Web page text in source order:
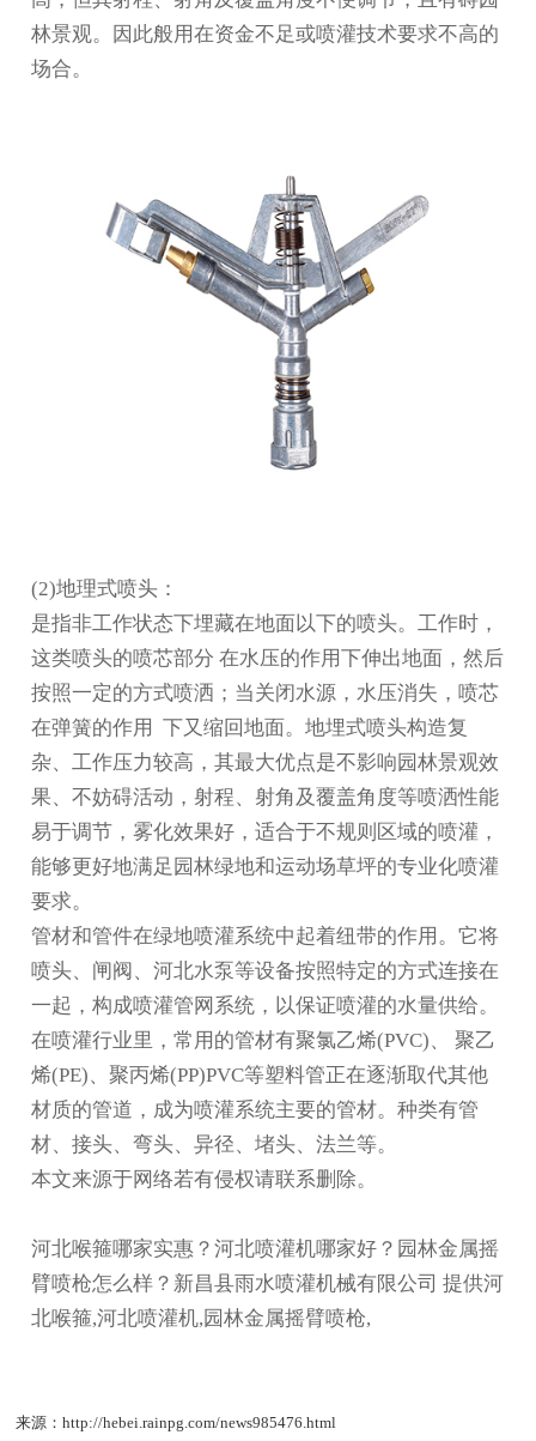
林景观。因此般用在资金不足或喷灌技术要求不高的
场合。
(2)地理式喷头：
是指非工作状态下埋藏在地面以下的喷头。工作时，
这类喷头的喷芯部分 在水压的作用下伸出地面，然后
按照一定的方式喷洒；当关闭水源，水压消失，喷芯
在弹簧的作用 下又缩回地面。地埋式喷头构造复
杂、工作压力较高，其最大优点是不影响园林景观效
果、不妨碍活动，射程、射角及覆盖角度等喷洒性能
易于调节，雾化效果好，适合于不规则区域的喷灌，
能够更好地满足园林绿地和运动场草坪的专业化喷灌
要求。
管材和管件在绿地喷灌系统中起着纽带的作用。它将
喷头、闸阀、河北水泵等设备按照特定的方式连接在
一起，构成喷灌管网系统，以保证喷灌的水量供给。
在喷灌行业里，常用的管材有聚氯乙烯(PVC)、 聚乙
烯(PE)、聚丙烯(PP)PVC等塑料管正在逐渐取代其他
材质的管道，成为喷灌系统主要的管材。种类有管
材、接头、弯头、异径、堵头、法兰等。
本文来源于网络若有侵权请联系删除。
河北喉箍哪家实惠？河北喷灌机哪家好？园林金属摇
臂喷枪怎么样？新昌县雨水喷灌机械有限公司 提供河
北喉箍,河北喷灌机,园林金属摇臂喷枪,
来源：http://hebei.rainpg.com/news985476.html